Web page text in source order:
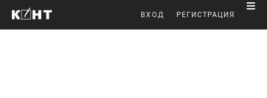
ВХОД РЕГИСТРАЦИЯ